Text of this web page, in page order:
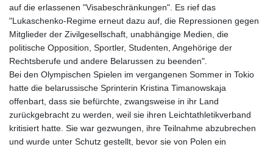
IMP 0.85882
INR 109.868418
IQD 1514.327484
IRR
1588628.329042
ISK 141.829705
JEP 0.85882
JMD 183.531544
JOD 0.819316
JPY 182.269373
KES 149.514917
auf die erlassenen "Visabeschränkungen". Es rief das
"Lukaschenko-Regime erneut dazu auf, die Repressionen gegen
Mitglieder der Zivilgesellschaft, unabhängige Medien, die
politische Opposition, Sportler, Studenten, Angehörige der
Rechtsberufe und andere Belarussen zu beenden".
Bei den Olympischen Spielen im vergangenen Sommer in Tokio
hatte die belarussische Sprinterin Kristina Timanowskaja
offenbart, dass sie befürchte, zwangsweise in ihr Land
zurückgebracht zu werden, weil sie ihren Leichtathletikverband
kritisiert hatte. Sie war gezwungen, ihre Teilnahme abzubrechen
und wurde unter Schutz gestellt, bevor sie von Polen ein